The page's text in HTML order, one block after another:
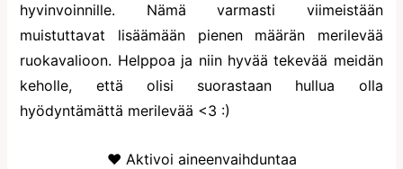
hyvinvoinnille. Nämä varmasti viimeistään
muistuttavat lisäämään pienen määrän merilevää
ruokavalioon. Helppoa ja niin hyvää tekevää meidän
keholle, että olisi suorastaan hullua olla
hyödyntämättä merilevää <3 :)
♥ Aktivoi aineenvaihduntaa